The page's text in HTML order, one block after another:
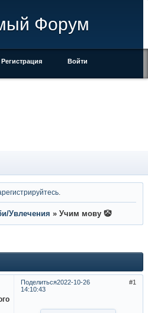
Форум
Регистрация Войти
Увлечения » Учим мову 🤡
Поделиться 1
2022-10-26
14:10:43